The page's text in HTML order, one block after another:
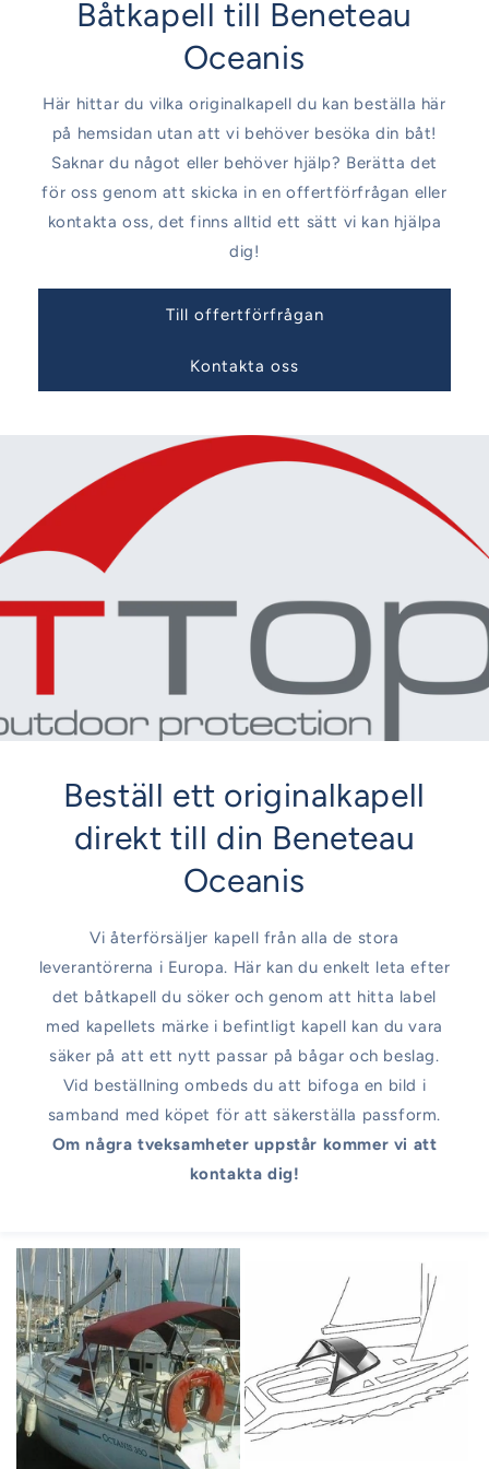
Båtkapell till Beneteau
Oceanis
Här hittar du vilka originalkapell du kan beställa här
på hemsidan utan att vi behöver besöka din båt!
Saknar du något eller behöver hjälp? Berätta det
för oss genom att skicka in en offertförfrågan eller
kontakta oss, det finns alltid ett sätt vi kan hjälpa
dig!
Till offertförfrågan
Kontakta oss
Beställ ett originalkapell
direkt till din Beneteau
Oceanis
Vi återförsäljer kapell från alla de stora
leverantörerna i Europa. Här kan du enkelt leta efter
det båtkapell du söker och genom att hitta label
med kapellets märke i befintligt kapell kan du vara
säker på att ett nytt passar på bågar och beslag.
Vid beställning ombeds du att bifoga en bild i
samband med köpet för att säkerställa passform.
Om några tveksamheter uppstår kommer vi att
kontakta dig!